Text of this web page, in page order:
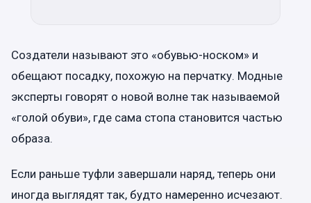
Создатели называют это «обувью-носком» и
обещают посадку, похожую на перчатку. Модные
эксперты говорят о новой волне так называемой
«голой обуви», где сама стопа становится частью
образа.
Если раньше туфли завершали наряд, теперь они
иногда выглядят так, будто намеренно исчезают.